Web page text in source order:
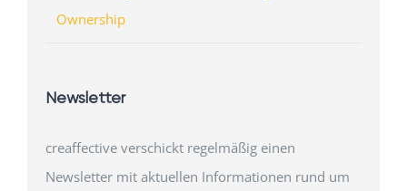
Ownership
Newsletter
creaffective verschickt regelmäßig einen
Newsletter mit aktuellen Informationen rund um